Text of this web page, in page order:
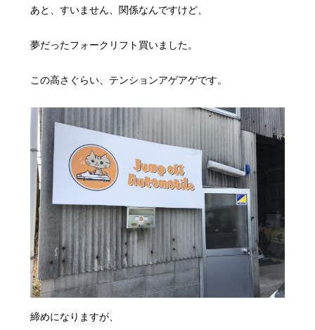
あと、すいません、関係なんですけど、
夢だったフォークリフト買いました。
この高さぐらい、テンションアゲアゲです。
締めになりますが、